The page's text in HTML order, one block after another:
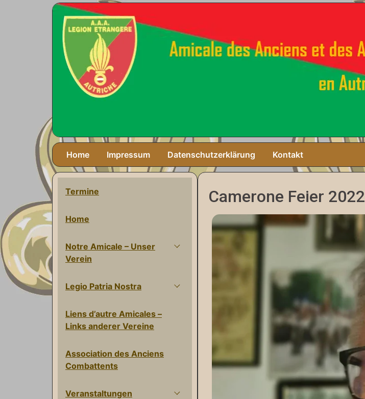
Home Impressum Datenschutzerklärung Kontakt
Termine
Home
Notre Amicale – Unser
Verein
Legio Patria Nostra
Liens d’autre Amicales –
Links anderer Vereine
Association des Anciens
Combattents
Veranstaltungen
Camerone Feier 2022